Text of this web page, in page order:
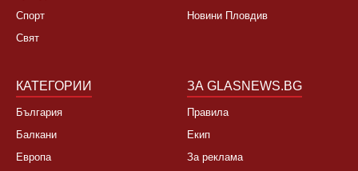
Спорт
Свят
Новини Пловдив
КАТЕГОРИИ
България
Балкани
Европа
ЗА GLASNEWS.BG
Правила
Екип
За реклама